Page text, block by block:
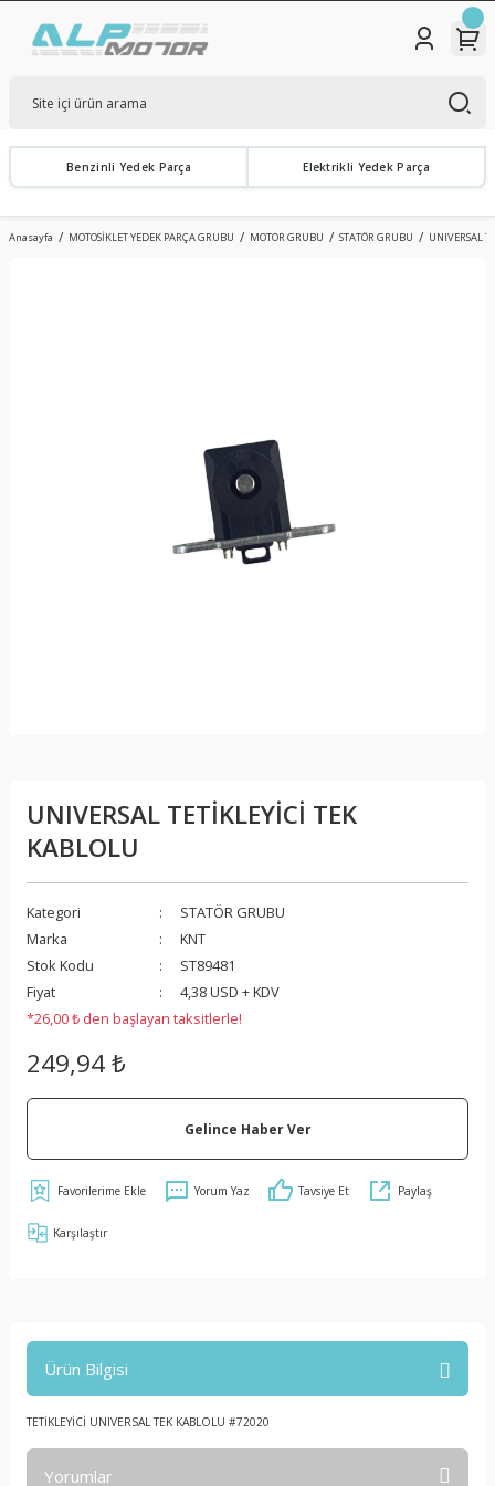
Benzinli Yedek Parça Elektrikli Yedek Parça
Anasayfa MOTOSİKLET YEDEK PARÇA GRUBU MOTOR GRUBU STATÖR GRUBU UNIVERSAL
UNIVERSAL TETİKLEYİCİ TEK
KABLOLU
Kategori
STATÖR GRUBU
Marka
KNT
Stok Kodu
ST89481
Fiyat
4,38 USD + KDV
*26,00 ₺ den başlayan taksitlerle!
249,94 ₺
Gelince Haber Ver
Yorum Yaz Tavsiye Et Paylaş
Karşılaştır
Ürün Bilgisi
TETİKLEYİCİ UNIVERSAL TEK KABLOLU #72020
Yorumlar